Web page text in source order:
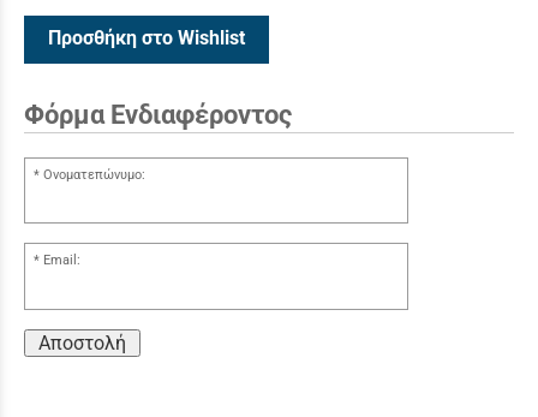
Προσθήκη στο Wishlist
Φόρμα Ενδιαφέροντος
Ονοματεπώνυμο:
Email:
Αποστολή